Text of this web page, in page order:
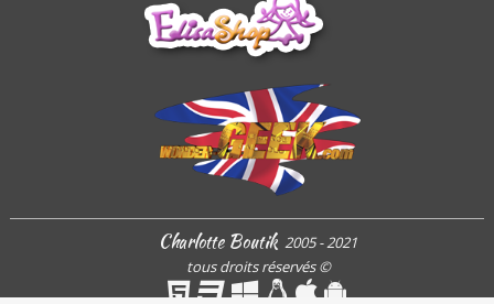
Charlotte Boutik 2005 - 2021
tous droits réservés©